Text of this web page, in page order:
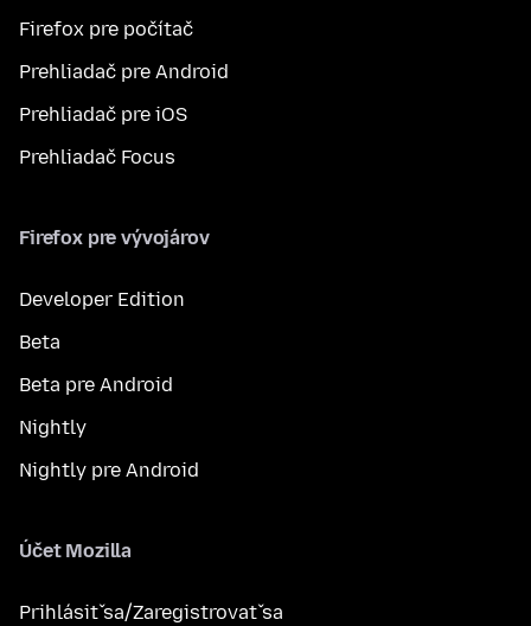
Firefox pre počítač
Prehliadač pre Android
Prehliadač pre iOS
Prehliadač Focus
Firefox pre vývojárov
Developer Edition
Beta
Beta pre Android
Nightly
Nightly pre Android
Účet Mozilla
Prihlásiť sa/Zaregistrovať sa